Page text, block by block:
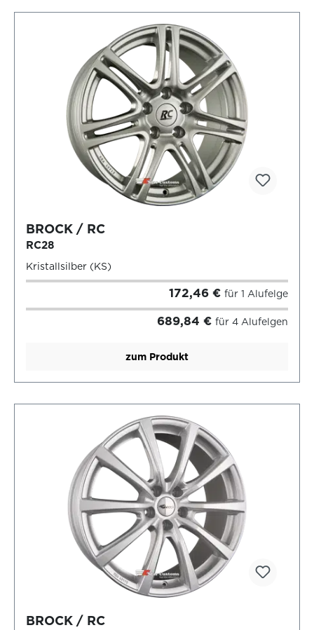
BROCK / RC
RC28
Kristallsilber (KS)
172,46 € für 1 Alufelge
689,84 € für 4 Alufelgen
zum Produkt
BROCK / RC